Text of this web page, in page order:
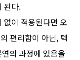
된다.
없이 적용된다면 오
편리함이 아닌, 텍
의 과정에 있음을